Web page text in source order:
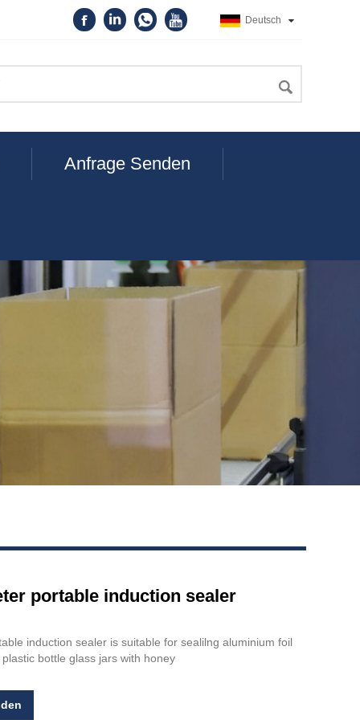
Deutsch
Anfrage Senden
portable induction sealer
induction sealer is suitable for sealilng aluminium foil
bottle glass jars with honey